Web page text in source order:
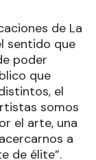
de La
sentido que
poder
que
el
somos
el arte, una
a
de élite”.